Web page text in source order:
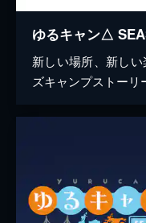
ゆるキャン△
新しい場所、新し
ズキャンプストーリ